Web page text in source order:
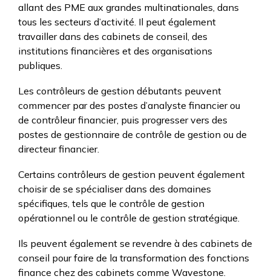
allant des PME aux grandes multinationales, dans
tous les secteurs d’activité. Il peut également
travailler dans des cabinets de conseil, des
institutions financières et des organisations
publiques.
Les contrôleurs de gestion débutants peuvent
commencer par des postes d’analyste financier ou
de contrôleur financier, puis progresser vers des
postes de gestionnaire de contrôle de gestion ou de
directeur financier.
Certains contrôleurs de gestion peuvent également
choisir de se spécialiser dans des domaines
spécifiques, tels que le contrôle de gestion
opérationnel ou le contrôle de gestion stratégique.
Ils peuvent également se revendre à des cabinets de
conseil pour faire de la transformation des fonctions
finance chez des cabinets comme Wavestone.